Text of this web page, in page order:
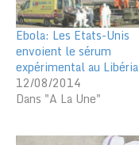
Ebola: Les Etats-Unis
envoient le sérum
expérimental au Libéria
12/08/2014
Dans "A La Une"